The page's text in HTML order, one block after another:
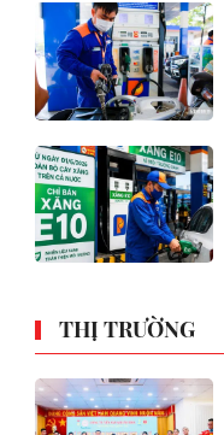
THỊ TRƯỜNG